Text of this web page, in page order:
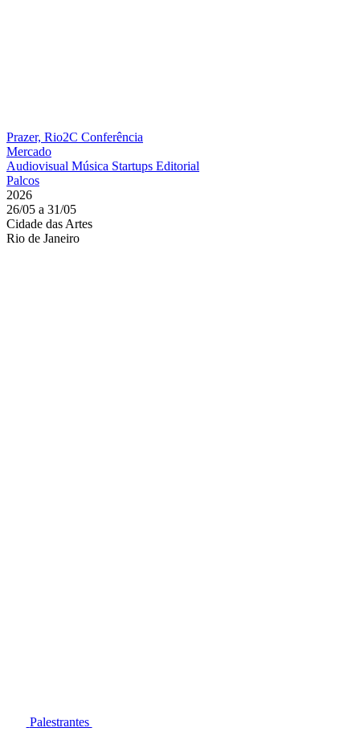
Prazer, Rio2C Conferência
Mercado
Audiovisual Música Startups Editorial
Palcos
2026
26/05 a 31/05
Cidade das Artes
Rio de Janeiro
Palestrantes